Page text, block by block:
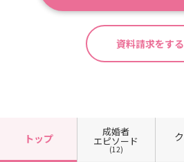
資料請求をする
トップ
成婚者
エピソード
(12)